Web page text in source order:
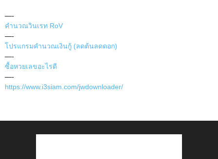
—-
คำนวณวินเรท RoV
—-
โปรแกรมคำนวณเงินกู้ (ลดต้นลดดอก)
—-
ซื้อหวยเลขอะไรดี
—-
https://www.i3siam.com/jwdownloader/